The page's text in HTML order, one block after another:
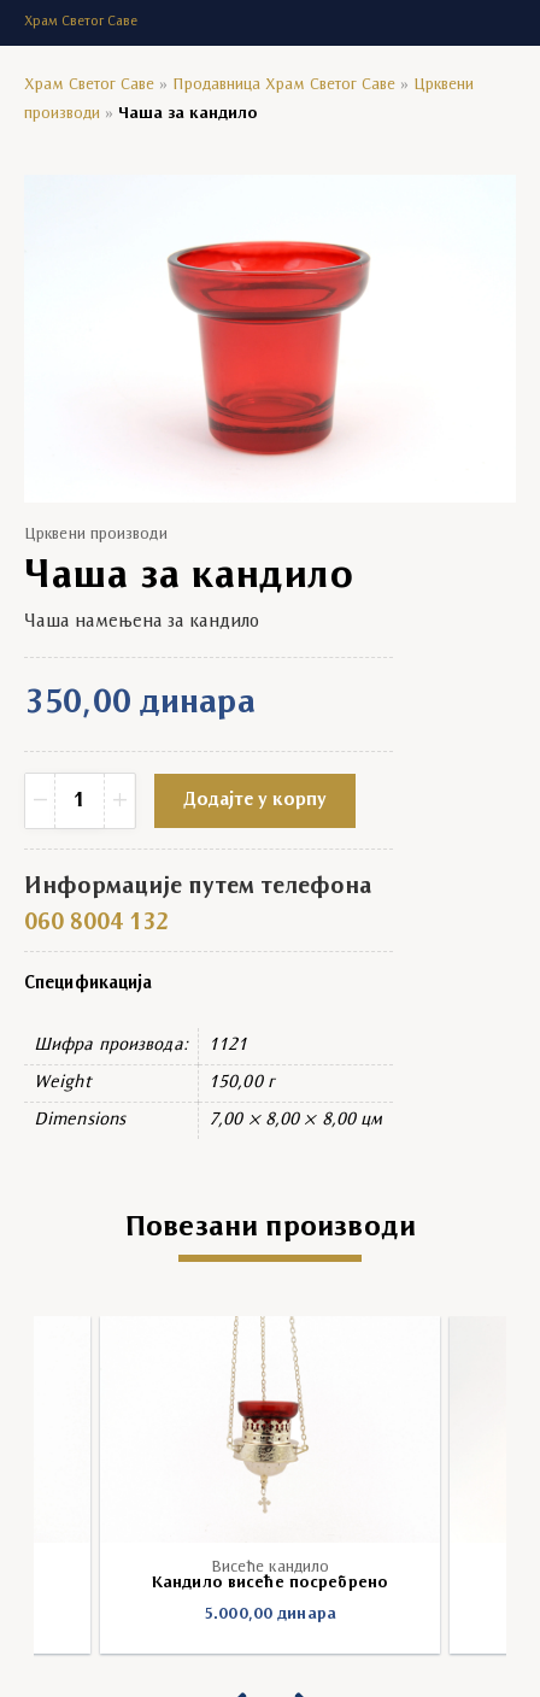
Храм Светог Саве
Храм Светог Саве » Продавница Храм Светог Саве » Црквени
производи » Чаша за кандило
Црквени производи
Чаша за кандило
350,00 динара
Чаша намењена за кандило
−
Чаша за кандило quantity
+ Додајте у корпу
Информације путем телефона
060 8004 132
Спецификација
Шифра производа: 1121
Weight 150,00 г
Dimensions 7,00 × 8,00 × 8,00 цм
Повезани производи
Висеће кандило
Кандило висеће посребрено
5.000,00динара